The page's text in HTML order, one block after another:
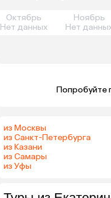
Октябрь
Нет данных
Ноябрь
Нет
Попробуйте
из Москвы
из Санкт-Петербурга
из Казани
из Самары
из Уфы